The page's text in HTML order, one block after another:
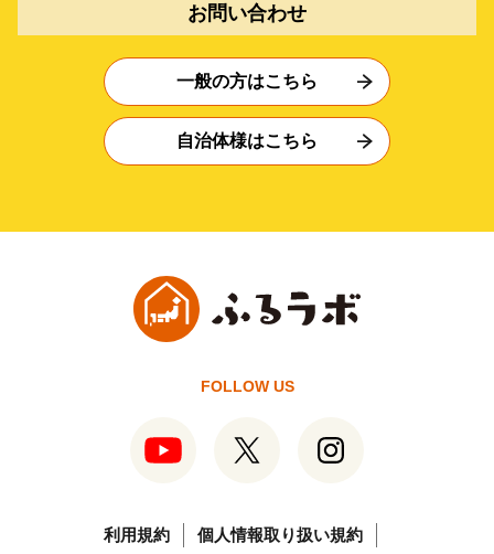
お問い合わせ
一般の方はこちら
自治体様はこちら
FOLLOW US
利用規約 個人情報取り扱い規約